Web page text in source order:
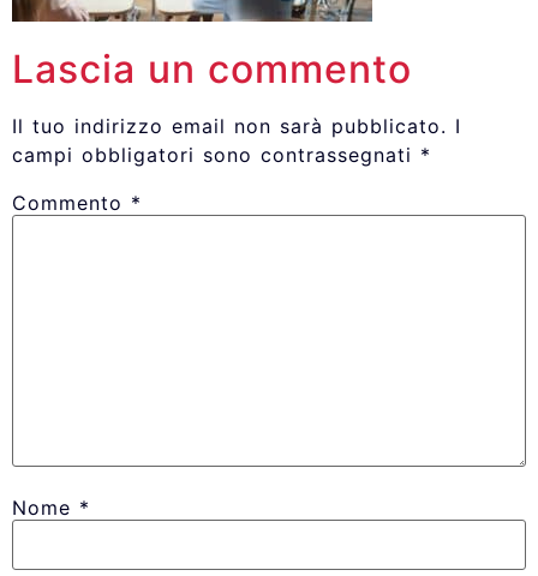
Lascia un commento
Il tuo indirizzo email non sarà pubblicato. I
campi obbligatori sono contrassegnati *
Commento *
Nome *